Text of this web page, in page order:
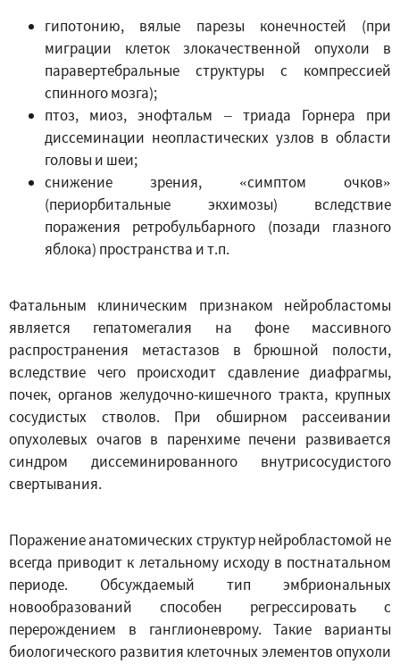
гипотонию, вялые парезы конечностей (при
миграции клеток злокачественной опухоли в
паравертебральные структуры с компрессией
спинного мозга);
птоз, миоз, энофтальм – триада Горнера при
диссеминации неопластических узлов в области
головы и шеи;
снижение зрения, «симптом очков»
(периорбитальные экхимозы) вследствие
поражения ретробульбарного (позади глазного
яблока) пространства и т.п.
Фатальным клиническим признаком нейробластомы
является гепатомегалия на фоне массивного
распространения метастазов в брюшной полости,
вследствие чего происходит сдавление диафрагмы,
почек, органов желудочно-кишечного тракта, крупных
сосудистых стволов. При обширном рассеивании
опухолевых очагов в паренхиме печени развивается
синдром диссеминированного внутрисосудистого
свертывания.
Поражение анатомических структур нейробластомой не
всегда приводит к летальному исходу в постнатальном
периоде. Обсуждаемый тип эмбриональных
новообразований способен регрессировать с
перерождением в ганглионеврому. Такие варианты
биологического развития клеточных элементов опухоли